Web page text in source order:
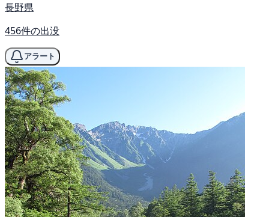
長野県
456件の出没
アラート